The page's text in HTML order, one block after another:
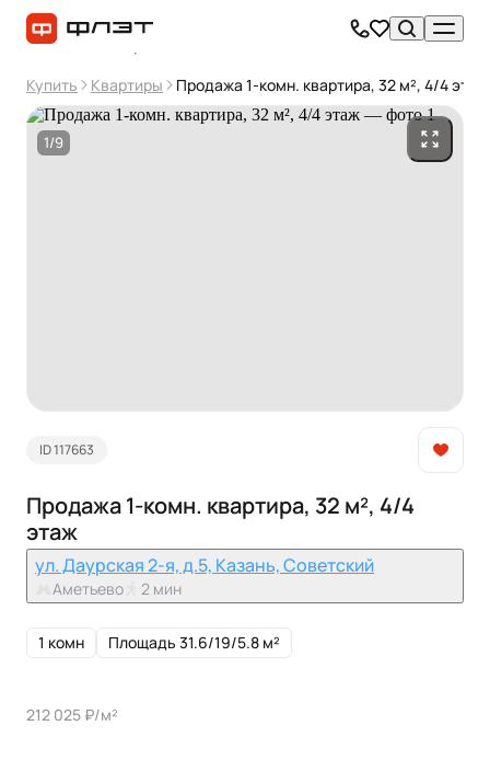
Купить Квартиры Продажа 1-комн. квартира, 32 м², 4/4 этаж
1/9
ID 117663
Продажа 1-комн. квартира, 32 м², 4/4
этаж
ул. Даурская 2-я, д.5, Казань, Советский
Аметьево 2 мин
1 комн Площадь 31.6/19/5.8 м²
212 025 ₽/м²